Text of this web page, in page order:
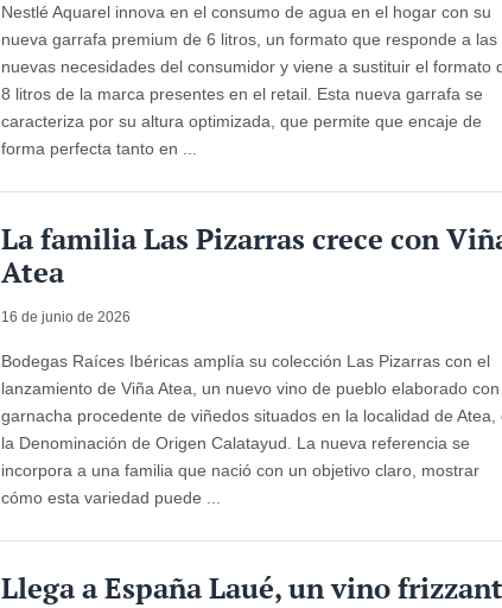
Nestlé Aquarel innova en el consumo de agua en el hogar con su
nueva garrafa premium de 6 litros, un formato que responde a las
nuevas necesidades del consumidor y viene a sustituir el formato
8 litros de la marca presentes en el retail. Esta nueva garrafa se
caracteriza por su altura optimizada, que permite que encaje de
forma perfecta tanto en ...
La familia Las Pizarras crece con
Atea
16 de junio de 2026
Bodegas Raíces Ibéricas amplía su colección Las Pizarras con el
lanzamiento de Viña Atea, un nuevo vino de pueblo elaborado con
garnacha procedente de viñedos situados en la localidad de Atea,
la Denominación de Origen Calatayud. La nueva referencia se
incorpora a una familia que nació con un objetivo claro, mostrar
cómo esta variedad puede ...
Llega a España Laué, un vino